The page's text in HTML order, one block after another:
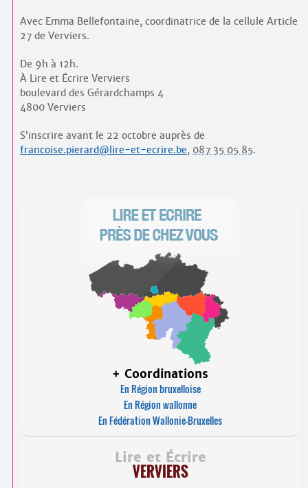
Avec Emma Bellefontaine, coordinatrice de la cellule Article
27 de Verviers.
De 9h à 12h.
À Lire et Écrire Verviers
boulevard des Gérardchamps 4
4800 Verviers
S’inscrire avant le 22 octobre auprès de
francoise.pierard@lire-et-ecrire.be, 087 35 05 85.
+ Coordinations
En Région bruxelloise
En Région wallonne
En Fédération Wallonie-Bruxelles
Lire et Écrire
VERVIERS